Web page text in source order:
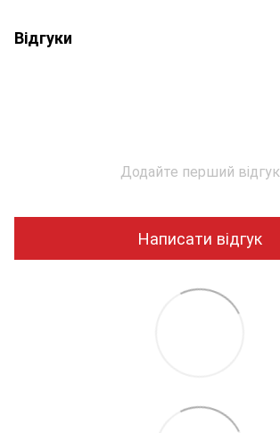
Відгуки
Додайте перший відгук
Написати відгук